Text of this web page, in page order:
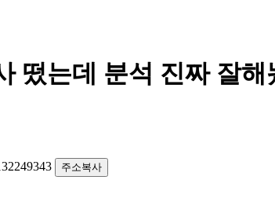
떴는데 분석 진짜 잘
주소복사